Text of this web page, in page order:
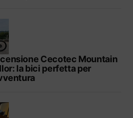
Cecotec Mountain
la bici perfetta per